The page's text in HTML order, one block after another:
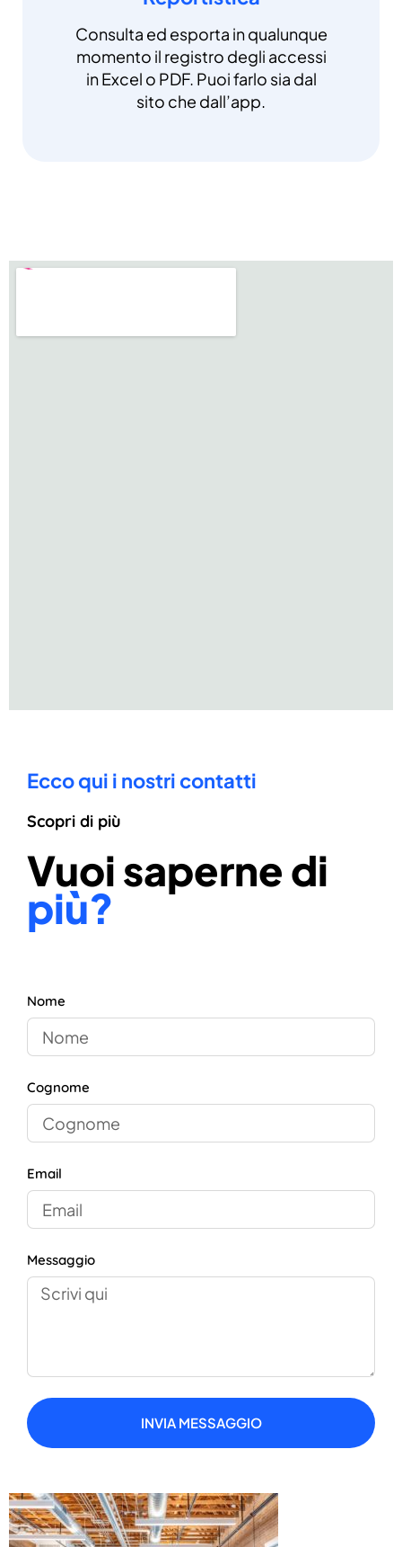
Consulta ed esporta in qualunque
momento il registro degli accessi
in Excel o PDF. Puoi farlo sia dal
sito che dall’app.
Ecco qui i nostri contatti
Scopri di più
Vuoi saperne di
più?
Nome
Cognome
Email
Messaggio
INVIA MESSAGGIO